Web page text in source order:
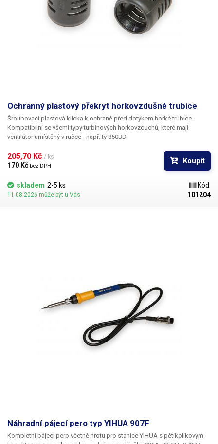
Ochranný plastový překryt horkovzdušné trubice
Šroubovací plastová klícka k ochraně před dotykem horké trubice.
Kompatibilní se všemi typy turbínových horkovzduchů, které mají
ventilátor umístěný v ručce - např. ty 850BD.
205,70 Kč / ks
170 Kč bez DPH
Koupit
skladem 2-5 ks
11.08.2026 může být u Vás
Kód:
101204
Náhradní pájecí pero typ YIHUA 907F
Kompletní pájecí pero včetně hrotu pro stanice YIHUA s pětikolíkovým